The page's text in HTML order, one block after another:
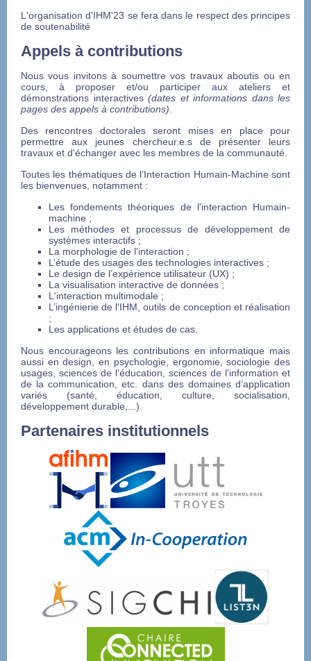
L'organisation d'IHM'23 se fera dans le respect des principes
de soutenabilité
Appels à contributions
Nous vous invitons à soumettre vos travaux aboutis ou en
cours, à proposer et/ou participer aux ateliers et
démonstrations interactives (dates et informations dans les
pages des appels à contributions)
Des rencontres doctorales seront mises en place pour
permettre aux jeunes chercheur.e.s de présenter leurs
travaux et d'échanger avec les membres de la communauté.
Toutes les thématiques de l’Interaction Humain-Machine sont
les bienvenues, notamment :
Les fondements théoriques de l'interaction Humain-
machine ;
Les méthodes et processus de développement de
systèmes interactifs ;
La morphologie de l'interaction ;
L’étude des usages des technologies interactives ;
Le design de l’expérience utilisateur (UX) ;
La visualisation interactive de données ;
L'interaction multimodale ;
L’ingénierie de l'IHM, outils de conception et réalisation
;
Les applications et études de cas.
Nous encourageons les contributions en informatique mais
aussi en design, en psychologie, ergonomie, sociologie des
usages, sciences de l’éducation, sciences de l'information et
de la communication, etc. dans des domaines d’application
variés (santé, éducation, culture, socialisation,
développement durable,...).
Partenaires institutionnels